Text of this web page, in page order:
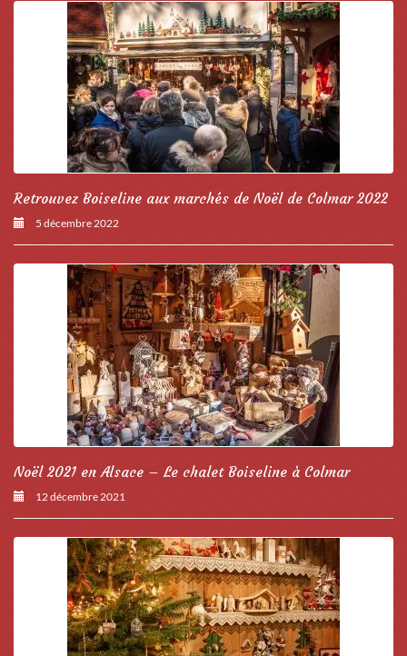
Retrouvez Boiseline aux marchés de Noël de Colmar 2022
5 décembre 2022
Noël 2021 en Alsace – Le chalet Boiseline à Colmar
12 décembre 2021